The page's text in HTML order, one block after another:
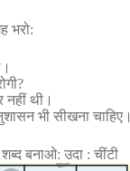
भरो:
थी।
भी सीखना चाहिए।
बनाओ: उदा : चींटी